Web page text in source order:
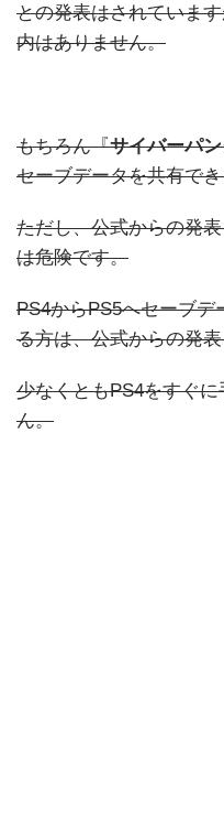
との発表はされていま
内はありません。
もちろん『サイバーパ
セーブデータを共有で
ただし、公式からの発
は危険です。
PS4からPS5へセーブ
る方は、公式からの発
少なくともPS4をすぐ
ん。